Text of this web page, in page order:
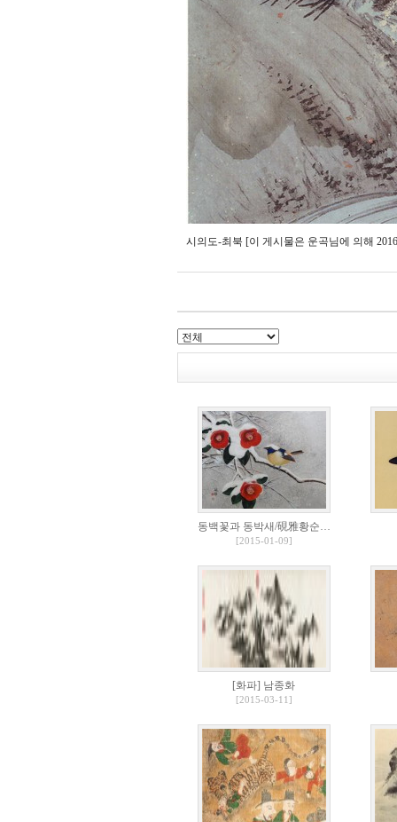
시의도-최북 [이 게시물은 운곡님에 의해
동백꽃과 동박새/硯雅황순…
[2015-01-09]
[화파] 남종화
[2015-03-11]